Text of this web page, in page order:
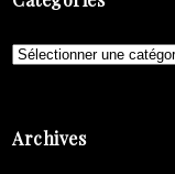
Catégories
Archives